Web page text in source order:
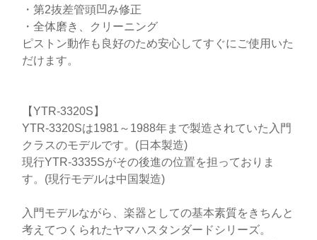
・第2抜差管頭凹み修正
・全体磨き、クリーニング
ピストン動作も良好のため安心してすぐにご使用いた
だけます。
【YTR-3320S】
YTR-3320Sは1981～1988年まで製造されていた入門
クラスのモデルです。(日本製造)
現行YTR-3335Sがその後進の位置を担っておりま
す。(現行モデルは中国製造)
入門モデルながら、楽器としての基本素質をきちんと
考えてつくられたヤマハスタンダードシリーズ。